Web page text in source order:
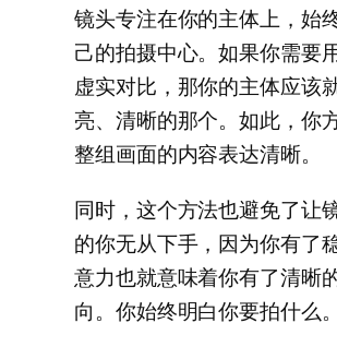
镜头专注在你的主体上，始
己的拍摄中心。如果你需要
虚实对比，那你的主体应该
亮、清晰的那个。如此，你
整组画面的内容表达清晰。
同时，这个方法也避免了让
的你无从下手，因为你有了
意力也就意味着你有了清晰
向。你始终明白你要拍什么。